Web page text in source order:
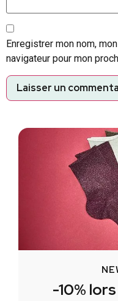
Enregistrer mon nom,
navigateur pour mon
-10%